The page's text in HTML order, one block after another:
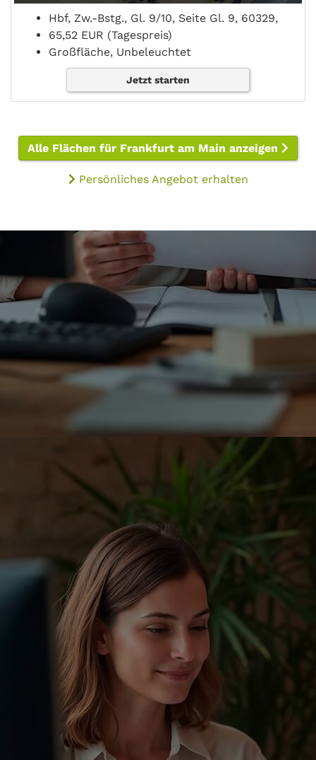
Hbf, Zw.-Bstg., Gl. 9/10, Seite Gl. 9, 60329,
65,52 EUR (Tagespreis)
Großfläche, Unbeleuchtet
Jetzt starten
Alle Flächen für Frankfurt am Main anzeigen
Persönliches Angebot erhalten